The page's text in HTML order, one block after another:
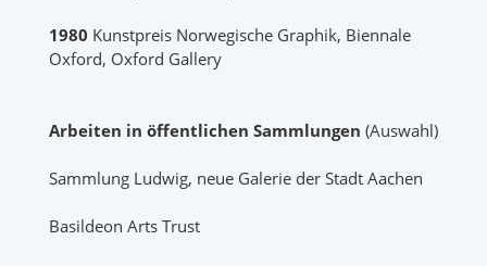
1980 Kunstpreis Norwegische Graphik, Biennale
Oxford, Oxford Gallery
Arbeiten in öffentlichen Sammlungen (Auswahl)
Sammlung Ludwig, neue Galerie der Stadt Aachen
Basildeon Arts Trust